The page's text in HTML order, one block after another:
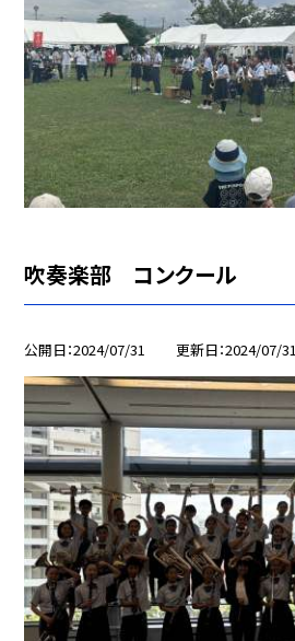
吹奏楽部 コンクール
公開日 2024/07/31 更新日 2024/07/31